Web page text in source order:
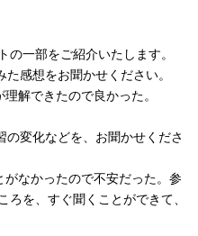
一部をご紹介いたします。
感想をお聞かせください。
解できたので良かった。
変化などを、お聞かせくださ
なかったので不安だった。参
ろを、すぐ聞くことができて、